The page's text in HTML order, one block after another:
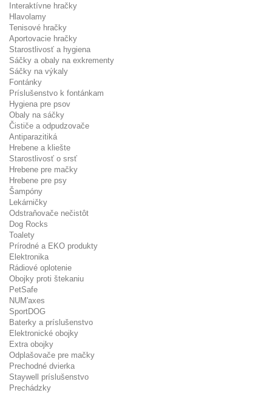
Interaktívne hračky
Hlavolamy
Tenisové hračky
Aportovacie hračky
Starostlivosť a hygiena
Sáčky a obaly na exkrementy
Sáčky na výkaly
Fontánky
Príslušenstvo k fontánkam
Hygiena pre psov
Obaly na sáčky
Čističe a odpudzovače
Antiparazitiká
Hrebene a kliešte
Starostlivosť o srsť
Hrebene pre mačky
Hrebene pre psy
Šampóny
Lekárničky
Odstraňovače nečistôt
Dog Rocks
Toalety
Prírodné a EKO produkty
Elektronika
Rádiové oplotenie
Obojky proti štekaniu
PetSafe
NUM'axes
SportDOG
Baterky a príslušenstvo
Elektronické obojky
Extra obojky
Odplašovače pre mačky
Prechodné dvierka
Staywell príslušenstvo
Prechádzky